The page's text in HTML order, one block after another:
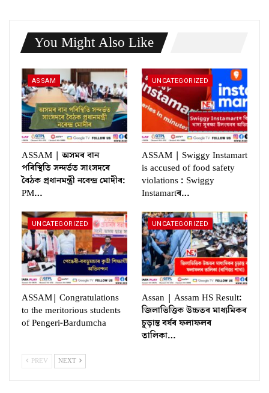
You Might Also Like
ASSAM
ASSAM | অসমৰ বান
পৰিস্থিতি সন্দৰ্ভত সাংসদৰে
বৈঠক প্ৰধানমন্ত্ৰী নৰেন্দ্ৰ মোদীৰ:
PM…
UNCATEGORIZED
ASSAM | Swiggy Instamart
is accused of food safety
violations : Swiggy
Instamartৰ…
UNCATEGORIZED
ASSAM| Congratulations
to the meritorious students
of Pengeri-Bardumcha
UNCATEGORIZED
Assan | Assam HS Result:
জিলাভিত্তিক উচ্চতৰ মাধ্যমিকৰ
চূড়ান্ত বৰ্ষৰ ফলাফলৰ
তালিকা…
PREV NEXT